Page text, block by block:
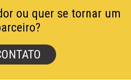
ou quer se tornar um